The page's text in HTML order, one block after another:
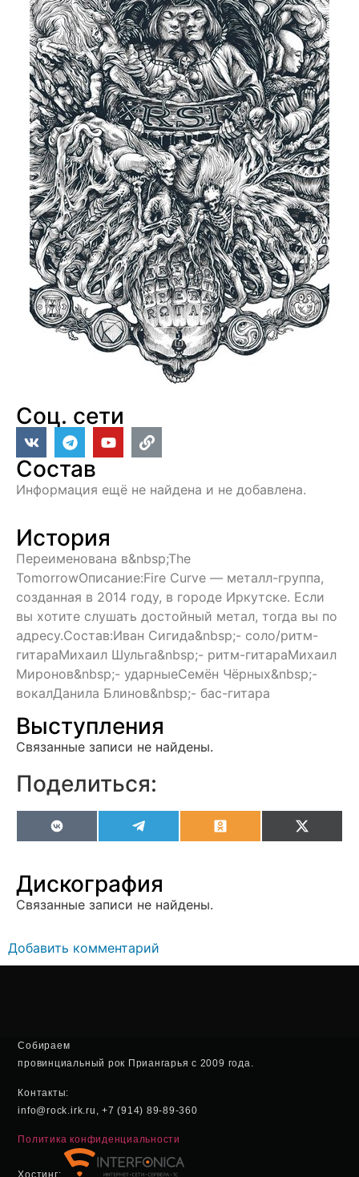
Соц. сети
Состав
Информация ещё не найдена и не добавлена.
История
Переименована в&nbsp;The
TomorrowОписание:Fire Curve — металл-группа,
созданная в 2014 году, в городе Иркутске. Если
вы хотите слушать достойный метал, тогда вы по
адресу.Состав:Иван Сигида&nbsp;- соло/ритм-
гитараМихаил Шульга&nbsp;- ритм-гитараМихаил
Миронов&nbsp;- ударныеСемён Чёрных&nbsp;-
вокалДанила Блинов&nbsp;- бас-гитара
Выступления
Связанные записи не найдены.
Поделиться:
VK OdnoklassnikiX
Дискография
Связанные записи не найдены.
Добавить комментарий
Собираем
провинциальный рок Приангарья с 2009 года.
Контакты:
info@rock.irk.ru, +7 (914) 89-89-360
Политика конфиденциальности